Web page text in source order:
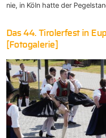
nie, in Köln hatte der
Das 44. Tirolerfest in
[Fotogalerie]